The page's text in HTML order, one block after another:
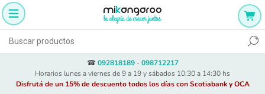
☎ 092818189- 098712217
Horarios lunes a viernes de 9 a 19 y sábados 10:30 a 14:30 hs
Disfrutá de un 15% de descuento todos los días con Scotiabank y OCA